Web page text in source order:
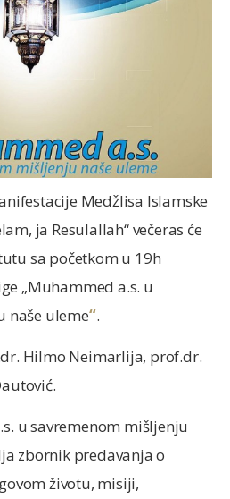
Medžlisa Islamske
ja Resulallah“ večeras će
sa početkom u 19h
„Muhammed a.s. u
naše uleme“.
Hilmo Neimarlija, prof.dr.
u savremenom mišljenju
zbornik predavanja o
životu, misiji,